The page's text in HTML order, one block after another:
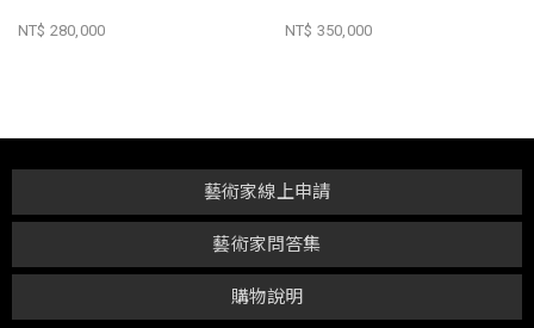
NT$ 280,000 NT$ 350,000
購物說明
藝術家問答集
藝術家線上申請